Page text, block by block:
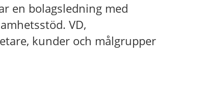
en bolagsledning med
VD,
kunder och målgrupper